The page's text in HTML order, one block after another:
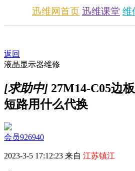
迅维网首页 迅维课堂 维
返回
液晶显示器维修
[求助中] 27M14-C05边
短路用什么代换
会员926940
2023-3-5 17:12:23 来自 江苏镇江